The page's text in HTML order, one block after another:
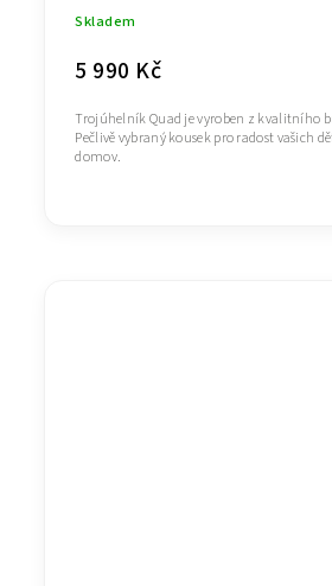
Skladem
5 990 Kč
Trojúhelník Quad je vyroben z kvalitního
Pečlivě vybraný kousek pro radost vašich
domov.